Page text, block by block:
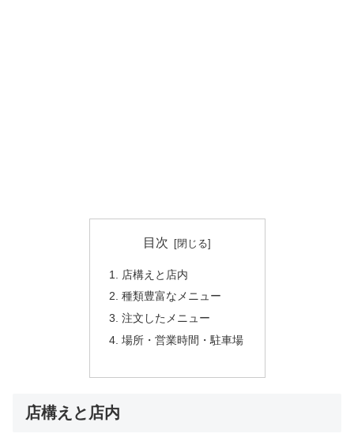
目次
店構えと店内
種類豊富なメニュー
注文したメニュー
場所・営業時間・駐車場
店構えと店内